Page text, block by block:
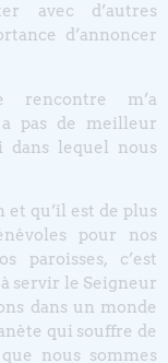
avec d’autres
d’annoncer
rencontre m’a
pas de meilleur
dans lequel nous
qu’il est de plus
pour nos
paroisses, c’est
servir le Seigneur
dans un monde
qui souffre de
nous sommes